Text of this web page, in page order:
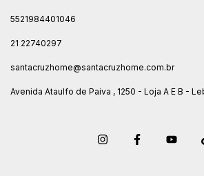
5521984401046
21 22740297
santacruzhome@santacruzhome.com.br
Avenida Ataulfo de Paiva , 1250 - Loja A E B -